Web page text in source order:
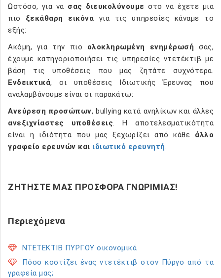
Ωστόσο, για να σας διευκολύνουμε στο να έχετε μια
πιο ξεκάθαρη εικόνα για τις υπηρεσίες κάναμε το
εξής:
Ακόμη, για την πιο ολοκληρωμένη ενημέρωσή σας,
έχουμε κατηγοριοποιήσει τις υπηρεσίες ντετέκτιβ με
βάση τις υποθέσεις που μας ζητάτε συχνότερα.
Ενδεικτικά, οι υποθέσεις Ιδιωτικής Έρευνας που
αναλαμβάνουμε είναι οι παρακάτω:
Ανεύρεση προσώπων, bullying κατά ανηλίκων και άλλες
ανεξιχνίαστες υποθέσεις. Η αποτελεσματικότητα
είναι η ιδιότητα που μας ξεχωρίζει από κάθε άλλο
γραφείο ερευνών και ιδιωτικό ερευνητή.
ΖΗΤΗΣΤΕ ΜΑΣ ΠΡΟΣΦΟΡΑ ΓΝΩΡΙΜΙΑΣ!
Περιεχόμενα
ΝΤΕΤΕΚΤΙΒ ΠΥΡΓΟΥ οικονομικά
Πόσο κοστίζει ένας ντετέκτιβ στον Πύργο από τα
γραφεία μας;